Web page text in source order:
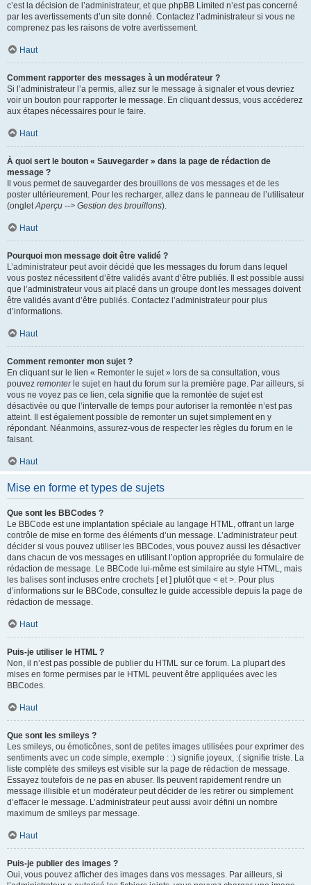
c’est la décision de l’administrateur, et que phpBB Limited n’est pas concerné
par les avertissements d’un site donné. Contactez l’administrateur si vous ne
comprenez pas les raisons de votre avertissement.
Haut
Comment rapporter des messages à un modérateur ?
Si l’administrateur l’a permis, allez sur le message à signaler et vous devriez
voir un bouton pour rapporter le message. En cliquant dessus, vous accéderez
aux étapes nécessaires pour le faire.
Haut
À quoi sert le bouton « Sauvegarder » dans la page de rédaction de
message ?
Il vous permet de sauvegarder des brouillons de vos messages et de les
poster ultérieurement. Pour les recharger, allez dans le panneau de l’utilisateur
(ongletAperçu --> Gestion des brouillons).
Haut
Pourquoi mon message doit être validé ?
L’administrateur peut avoir décidé que les messages du forum dans lequel
vous postez nécessitent d’être validés avant d’être publiés. Il est possible aussi
que l’administrateur vous ait placé dans un groupe dont les messages doivent
être validés avant d’être publiés. Contactez l’administrateur pour plus
d’informations.
Haut
Comment remonter mon sujet ?
En cliquant sur le lien « Remonter le sujet » lors de sa consultation, vous
pouvez remonterle sujet en haut du forum sur la première page. Par ailleurs, si
vous ne voyez pas ce lien, cela signifie que la remontée de sujet est
désactivée ou que l’intervalle de temps pour autoriser la remontée n’est pas
atteint. Il est également possible de remonter un sujet simplement en y
répondant. Néanmoins, assurez-vous de respecter les règles du forum en le
faisant.
Haut
Mise en forme et types de sujets
Que sont les BBCodes ?
Le BBCode est une implantation spéciale au langage HTML, offrant un large
contrôle de mise en forme des éléments d’un message. L’administrateur peut
décider si vous pouvez utiliser les BBCodes, vous pouvez aussi les désactiver
dans chacun de vos messages en utilisant l’option appropriée du formulaire de
rédaction de message. Le BBCode lui-même est similaire au style HTML, mais
les balises sont incluses entre crochets [ et ] plutôt que < et >. Pour plus
d’informations sur le BBCode, consultez le guide accessible depuis la page de
rédaction de message.
Haut
Puis-je utiliser le HTML ?
Non, il n’est pas possible de publier du HTML sur ce forum. La plupart des
mises en forme permises par le HTML peuvent être appliquées avec les
BBCodes.
Haut
Que sont les smileys ?
Les smileys, ou émoticônes, sont de petites images utilisées pour exprimer des
sentiments avec un code simple, exemple : :) signifie joyeux, :( signifie triste. La
liste complète des smileys est visible sur la page de rédaction de message.
Essayez toutefois de ne pas en abuser. Ils peuvent rapidement rendre un
message illisible et un modérateur peut décider de les retirer ou simplement
d’effacer le message. L’administrateur peut aussi avoir défini un nombre
maximum de smileys par message.
Haut
Puis-je publier des images ?
Oui, vous pouvez afficher des images dans vos messages. Par ailleurs, si